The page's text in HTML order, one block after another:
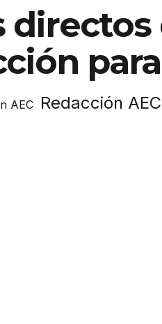
directos
Redacción AEC